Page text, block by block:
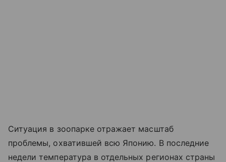
Ситуация в зоопарке отражает масштаб
проблемы, охватившей всю Японию. В последние
недели температура в отдельных регионах страны